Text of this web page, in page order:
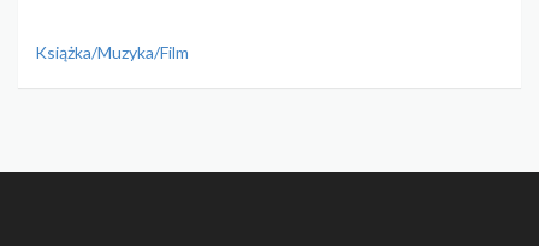
Książka/Muzyka/Film